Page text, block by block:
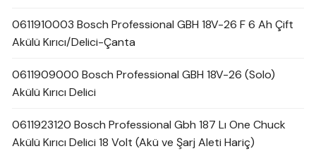
0611910003 Bosch Professional GBH 18V-26 F 6 Ah Çift
Akülü Kırıcı/Delici-Çanta
0611909000 Bosch Professional GBH 18V-26 (Solo)
Akülü Kırıcı Delici
0611923120 Bosch Professional Gbh 187 Lı One Chuck
Akülü Kırıcı Delici 18 Volt (Akü ve Şarj Aleti Hariç)